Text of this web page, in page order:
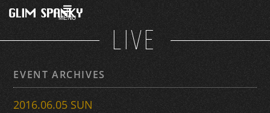
MENU
LIVE
EVENT ARCHIVES
2016.06.05 SUN